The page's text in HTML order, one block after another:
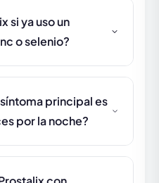
si ya uso un
o selenio?
principal es
por la noche?